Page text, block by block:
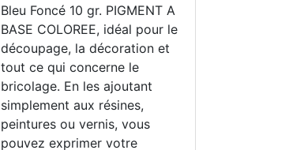
Bleu Foncé 10 gr. PIGMENT A
BASE COLOREE, idéal pour le
découpage, la décoration et
tout ce qui concerne le
bricolage. En les ajoutant
simplement aux résines,
peintures ou vernis, vous
pouvez exprimer votre